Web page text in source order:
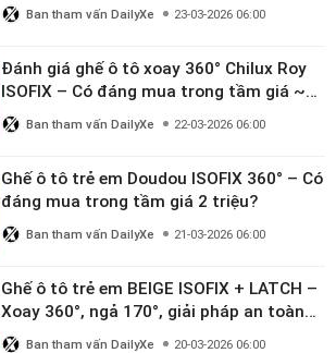
đáng đầu tư cho bé từ 0–12 tuổi?
Ban tham vấn DailyXe 23-03-2026 06:00
Đánh giá ghế ô tô xoay 360° Chilux Roy
ISOFIX – Có đáng mua trong tầm giá ~3
triệu
Ban tham vấn DailyXe 22-03-2026 06:00
Ghế ô tô trẻ em Doudou ISOFIX 360° – Có
đáng mua trong tầm giá 2 triệu?
Ban tham vấn DailyXe 21-03-2026 06:00
Ghế ô tô trẻ em BEIGE ISOFIX + LATCH –
Xoay 360°, ngả 170°, giải pháp an toàn
linh hoạt cho bé 0–10 tuổi
Ban tham vấn DailyXe 20-03-2026 06:00